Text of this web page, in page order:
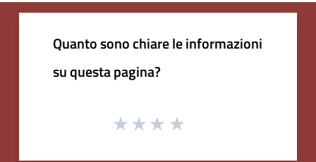
Quanto sono chiare le informazioni
su questa pagina?